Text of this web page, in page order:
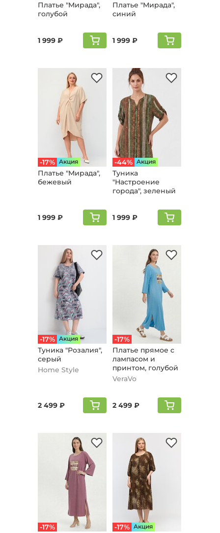
Платье "Мирада",
голубой
1 999 ₽
Платье "Мирада",
синий
1 999 ₽
-17% Aкция
Платье "Мирада",
бежевый
1 999 ₽
-44% Aкция
Туника
"Настроение
города", зеленый
1 999 ₽
-17% Aкция
Туника "Розалия",
серый
Home Style
2 499 ₽
-17%
Платье прямое с
лампасом и
принтом, голубой
VeraVo
2 499 ₽
-17%
-17% Aкция